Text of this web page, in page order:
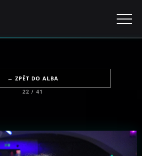
← ZPĚT DO ALBA
22 / 41